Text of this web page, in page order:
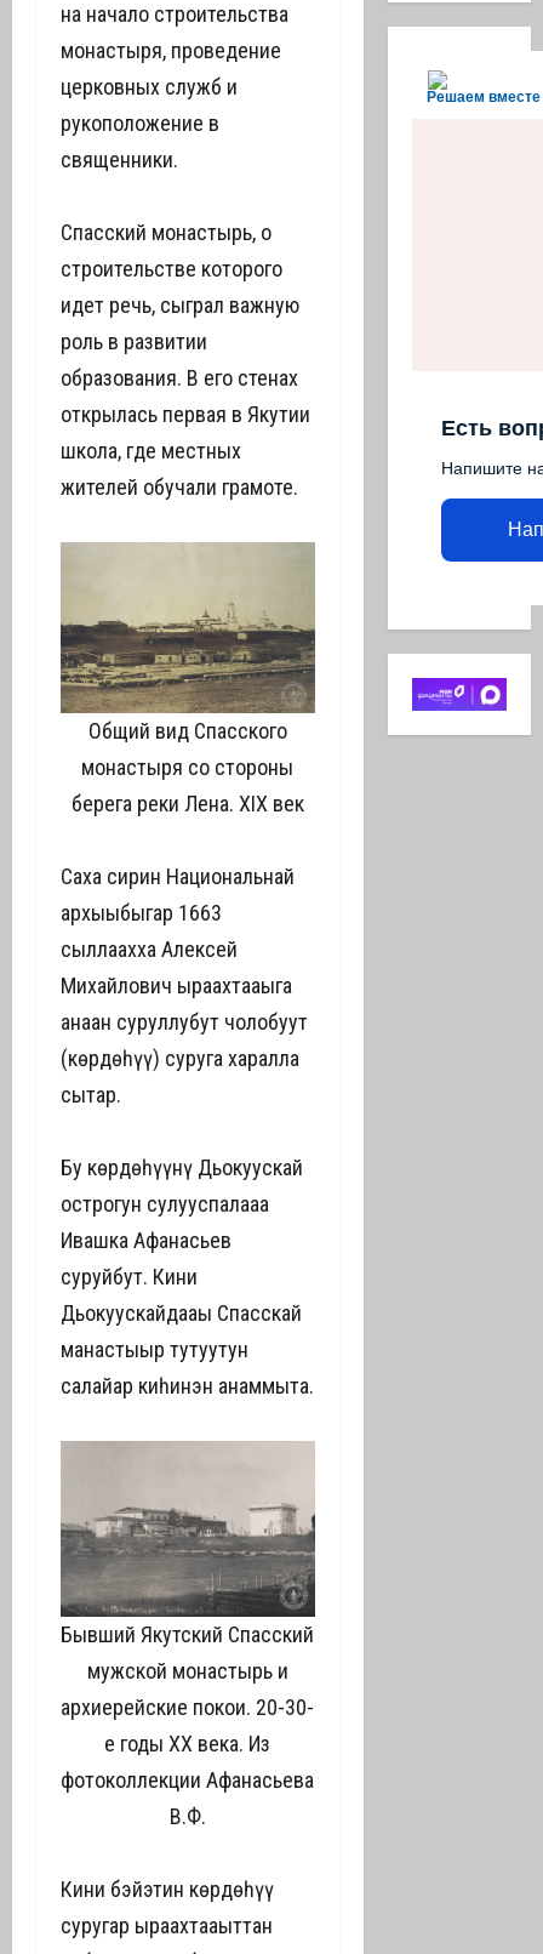
на начало строительства
монастыря, проведение
церковных служб и
рукоположение в
священники.
Спасский монастырь, о
строительстве которого
идет речь, сыграл важную
роль в развитии
образования. В его стенах
открылась первая в Якутии
школа, где местных
жителей обучали грамоте.
Общий вид Спасского
монастыря со стороны
берега реки Лена. XIX век
Саха сирин Национальнай
архыыбыгар 1663
сыллаахха Алексей
Михайлович ыраахтааҕыга
анаан суруллубут чолобуут
(көрдөһүү) суруга харалла
сытар.
Бу көрдөһүүнү Дьокуускай
острогун сулууспалааҕа
Ивашка Афанасьев
суруйбут. Кини
Дьокуускайдааҕы Спасскай
манастыыр тутуутун
салайар киһинэн анаммыта.
Бывший Якутский Спасский
мужской монастырь и
архиерейские покои. 20-30-
е годы ХХ века. Из
фотоколлекции Афанасьева
В.Ф.
Кини бэйэтин көрдөһүү
суругар ыраахтааҕыттан
Решаем вместе
Есть
Напишите